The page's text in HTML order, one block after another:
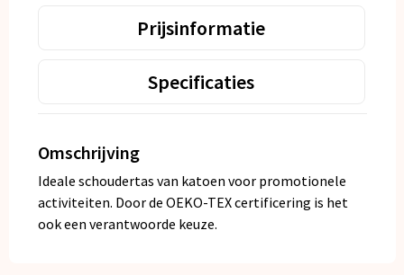
Prijsinformatie
Specificaties
Omschrijving
Ideale schoudertas van katoen voor promotionele
activiteiten. Door de OEKO-TEX certificering is het
ook een verantwoorde keuze.